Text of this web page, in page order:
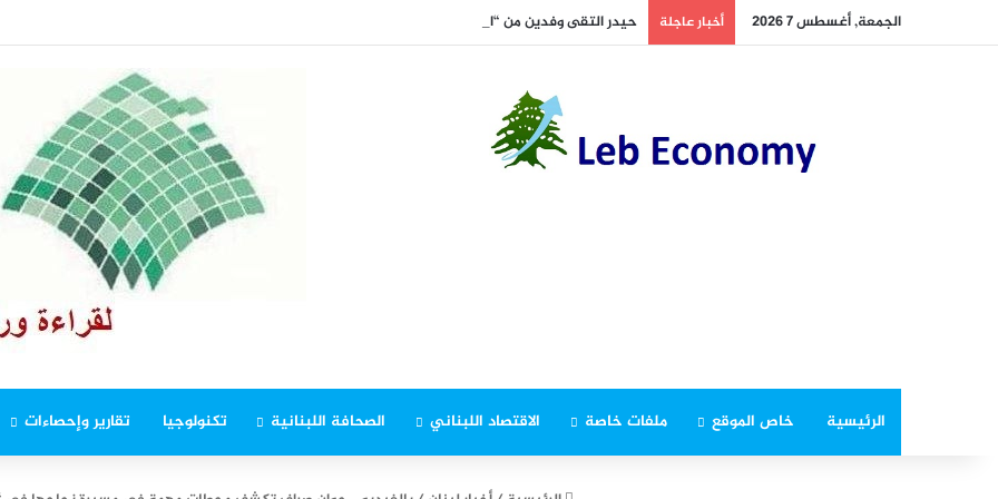
الجمعة, أغسطس 7 2026 أخبار عاجلة حيدر التقى وفدين من “اوجيرو” ومنظمة العمل الدولية
الرئيسية خاص الموقع ملفات خاصة الاقتصاد اللبناني الصحافة اللبنانية تكنولوجيا تقارير وإحصاءات